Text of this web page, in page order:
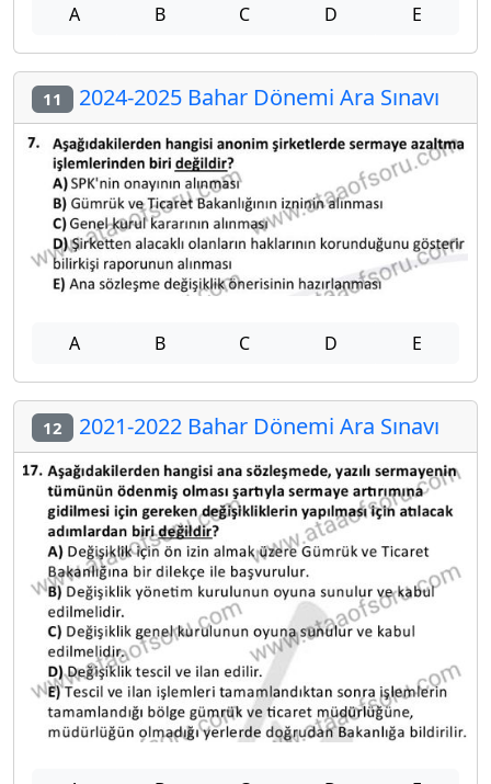
A B C D E
11 2024-2025 Bahar Dönemi Ara Sınavı
A B C D E
12 2021-2022 Bahar Dönemi Ara Sınavı